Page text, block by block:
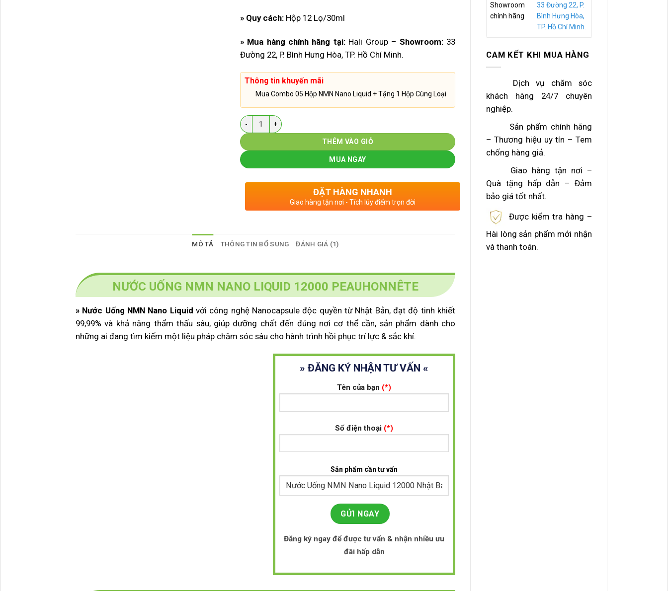
Showroom
chính hãng
33 Đường 22, P.
Bình Hưng Hòa,
TP. Hồ Chí Minh.
CAM KẾT KHI MUA HÀNG
Dịch vụ chăm sóc
khách hàng 24/7 chuyên
nghiệp.
Sản phẩm chính hãng
– Thương hiệu uy tín – Tem
chống hàng giả.
Giao hàng tận nơi –
Quà tặng hấp dẫn – Đảm
bảo giá tốt nhất.
Được kiểm tra hàng –
Hài lòng sản phẩm mới nhận
và thanh toán.
» Quy cách: Hộp 12 Lọ/30ml
» Mua hàng chính hãng tại:Hali Group – Showroom:33
Đường 22, P. Bình Hưng Hòa, TP. Hồ Chí Minh.
Thông tin khuyến mãi
Mua Combo 05 Hộp NMN Nano Liquid + Tặng 1 Hộp Cùng Loại
Số lượng
THÊM VÀO GIỎ
MUA NGAY
ĐẶT HÀNG NHANH
Giao hàng tận nơi - Tích lũy điểm trọn đời
MÔ TẢ THÔNG TIN BỔ SUNG ĐÁNH GIÁ (1)
NƯỚC UỐNG NMN NANO LIQUID 12000 PEAUHONNÊTE
» Nước Uống NMN Nano Liquid với công nghệ Nanocapsule độc quyền từ Nhật Bản, đạt độ tinh khiết
99,99% và khả năng thẩm thấu sâu, giúp dưỡng chất đến đúng nơi cơ thể cần, sản phẩm dành cho
những ai đang tìm kiếm một liệu pháp chăm sóc sâu cho hành trình hồi phục trí lực & sắc khí.
» ĐĂNG KÝ NHẬN TƯ VẤN «
Tên của bạn (*)
Số điện thoại (*)
Sản phẩm cần tư vấn
Đăng ký ngay để được tư vấn & nhận nhiều ưu
đãi hấp dẫn